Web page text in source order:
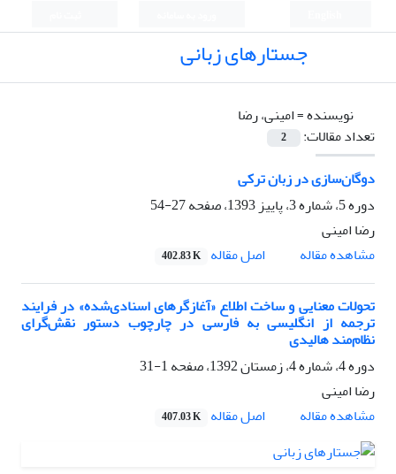
جستارهای زبانی
نویسنده =امینی، رضا
تعداد مقالات:
2
دوگان‌سازی در زبان ترکی
دوره 5، شماره 3، پاییز 1393، صفحه
27-54
رضا امینی
مشاهده مقاله
اصل مقاله 402.83 K
تحولات معنایی و ساخت اطلاع «آغازگرهای اسنادی‌شده» در فرایند
ترجمه از انگلیسی به فارسی در چارچوب دستور نقش‌گرای
نظام‌مند هالیدی
دوره 4، شماره 4، زمستان 1392، صفحه
1-31
رضا امینی
مشاهده مقاله
اصل مقاله 407.03 K